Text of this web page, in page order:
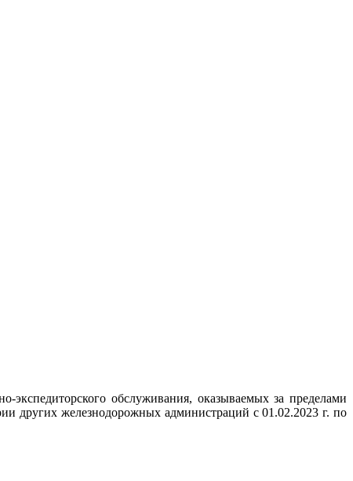
экспедиторского обслуживания, оказываемых за пределами
других железнодорожных администраций с 01.02.2023 г. по